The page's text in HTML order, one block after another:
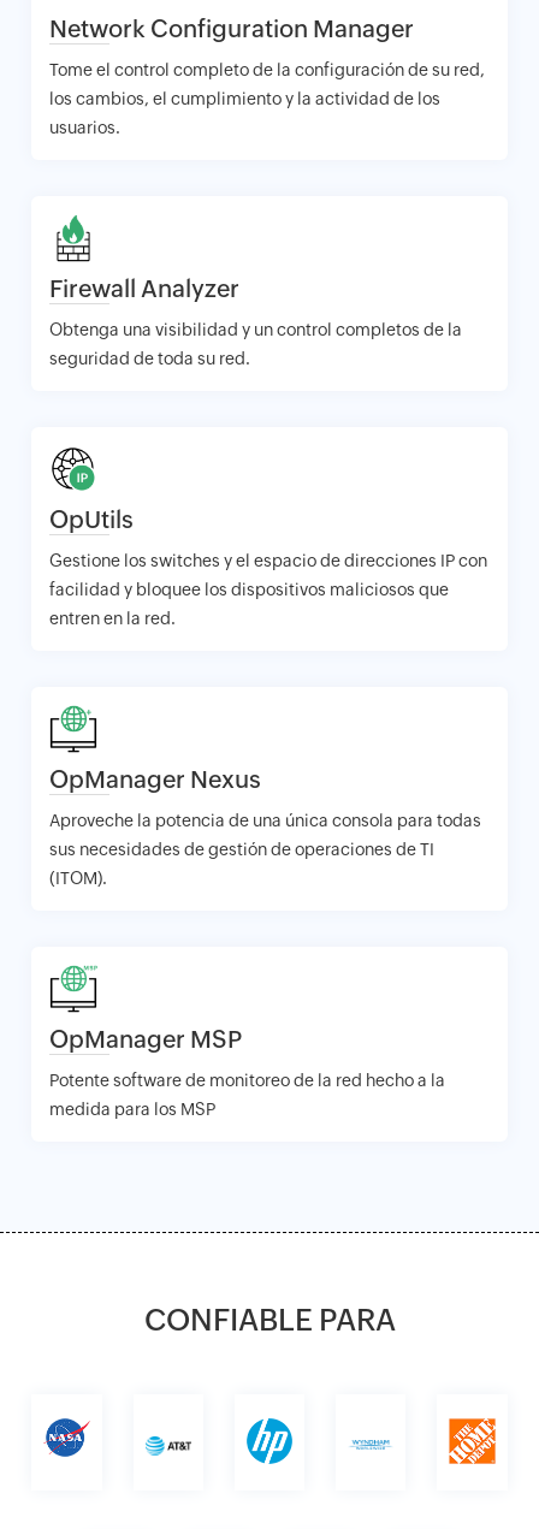
Network Configuration Manager
Tome el control completo de la configuración de su red,
los cambios, el cumplimiento y la actividad de los
usuarios.
Firewall Analyzer
Obtenga una visibilidad y un control completos de la
seguridad de toda su red.
OpUtils
Gestione los switches y el espacio de direcciones IP con
facilidad y bloquee los dispositivos maliciosos que
entren en la red.
OpManager Nexus
Aproveche la potencia de una única consola para todas
sus necesidades de gestión de operaciones de TI
(ITOM).
OpManager MSP
Potente software de monitoreo de la red hecho a la
medida para los MSP
CONFIABLE PARA